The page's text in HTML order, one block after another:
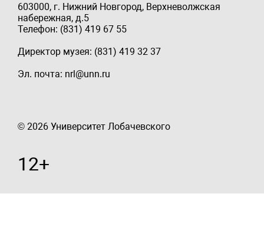
603000, г. Нижний Новгород, Верхневолжская
набережная, д.5
Телефон: (831) 419 67 55
Директор музея: (831) 419 32 37
Эл. почта: nrl@unn.ru
© 2026 Университет Лобачевского
12+